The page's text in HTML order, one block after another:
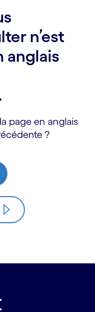
n’est
anglais
page en anglais
?